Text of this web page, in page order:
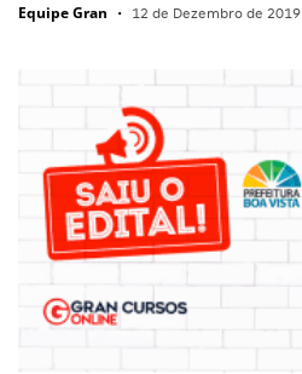
Equipe Gran • 12 de Dezembro de 2019